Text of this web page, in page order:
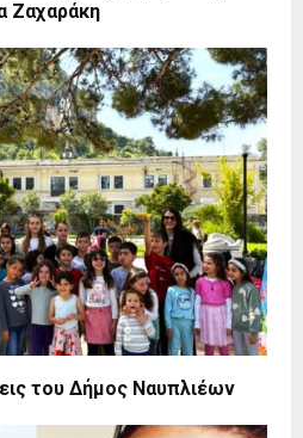
Ζαχαράκη
του Δήμος Ναυπλιέων